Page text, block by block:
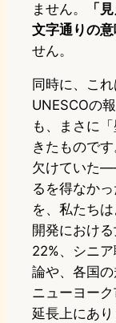
ません。
「
文字通りの
せん。
同時に、こ
UNESCOの
も、まさに
きたもので
欠けていた
るを得なか
を、私たち
開発におけ
22%、シニ
論や、各国
ニューヨー
延長上にあり